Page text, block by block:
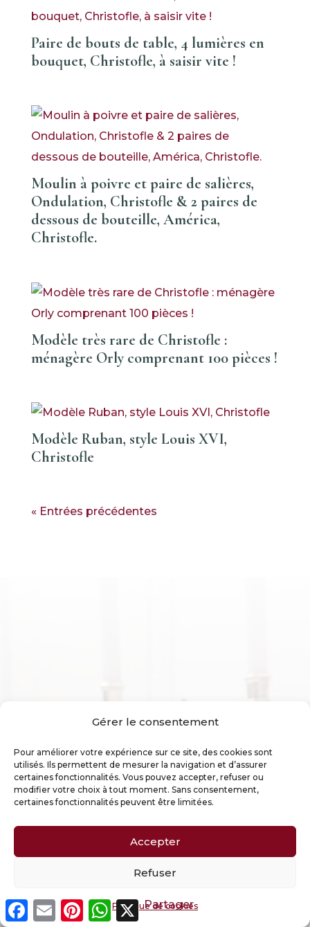
Gérer le consentement
Pour améliorer votre expérience sur ce site, des cookies sont
utilisés. Ils permettent de mesurer la navigation et d’assurer
certaines fonctionnalités. Vous pouvez accepter, refuser ou
modifier votre choix à tout moment. Sans consentement,
certaines fonctionnalités peuvent être limitées.
Accepter
Refuser
Politique de cookies
Paire de bouts de table, 4 lumières en
bouquet, Christofle, à saisir vite !
Moulin à poivre et paire de salières,
Ondulation, Christofle & 2 paires de
dessous de bouteille, América,
Christofle.
Modèle très rare de Christofle :
ménagère Orly comprenant 100 pièces !
Modèle Ruban, style Louis XVI,
Christofle
« Entrées précédentes
Restaurer votre argenterie
Créer une liste d’achat
Faire graver de l’argenterie
sur rendez-vous au
Facebook
Email PinterestWhatsApp
XPartager